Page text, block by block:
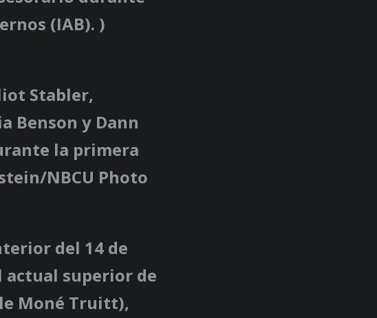
(IAB). )
Stabler,
Benson y Dann
la primera
NBCU Photo
del 14 de
actual superior de
Moné Truitt),